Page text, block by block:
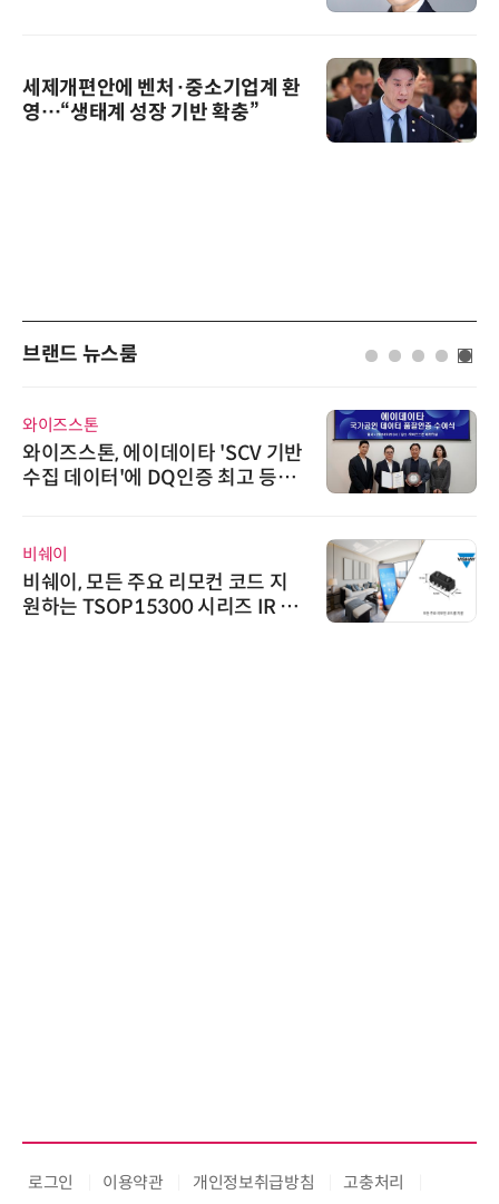
세제개편안에 벤처·중소기업계 환
영…“생태계 성장 기반 확충”
브랜드 뉴스룸
와이즈스톤
와이즈스톤, 에이데이타 'SCV 기반
수집 데이터'에 DQ인증 최고 등급
비쉐이
비쉐이, 모든 주요 리모컨 코드 지
원하는 TSOP15300 시리즈 IR 수
로그인 이용약관 개인정보취급방침 고충처리